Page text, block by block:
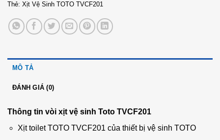
Thẻ: Xịt Vệ Sinh TOTO TVCF201
MÔ TẢ
ĐÁNH GIÁ (0)
Thông tin vòi xịt vệ sinh Toto TVCF201
Xịt toilet TOTO TVCF201 của thiết bị vệ sinh TOTO